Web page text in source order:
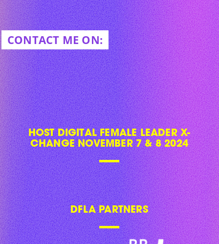
CONTACT ME ON:
HOST DIGITAL FEMALE LEADER X-
CHANGE NOVEMBER 7 & 8 2024
DFLA PARTNERS